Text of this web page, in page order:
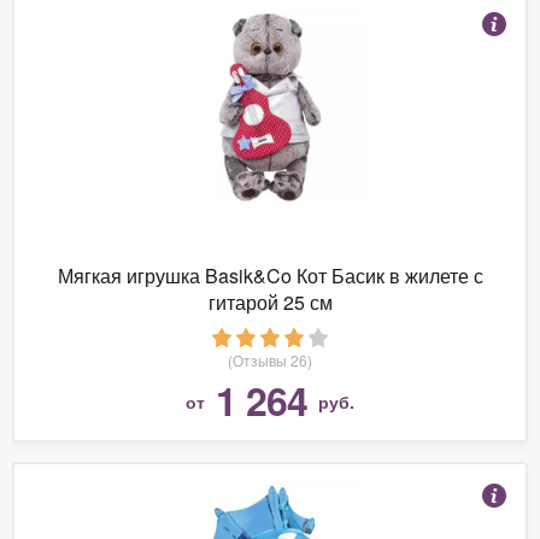
Мягкая игрушка Basik&Co Кот Басик в жилете с
гитарой 25 см
(Отзывы 26)
от 1 264 руб.